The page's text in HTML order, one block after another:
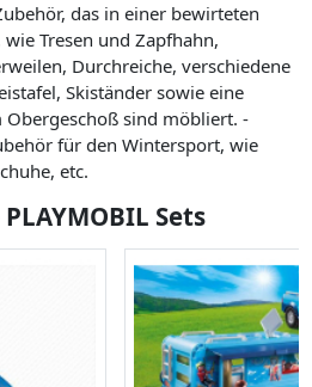
das in einer bewirteten
Tresen und Zapfhahn,
Durchreiche, verschiedene
Skiständer sowie eine
Obergeschoß sind möbliert. -
für den Wintersport, wie
etc.
Sets